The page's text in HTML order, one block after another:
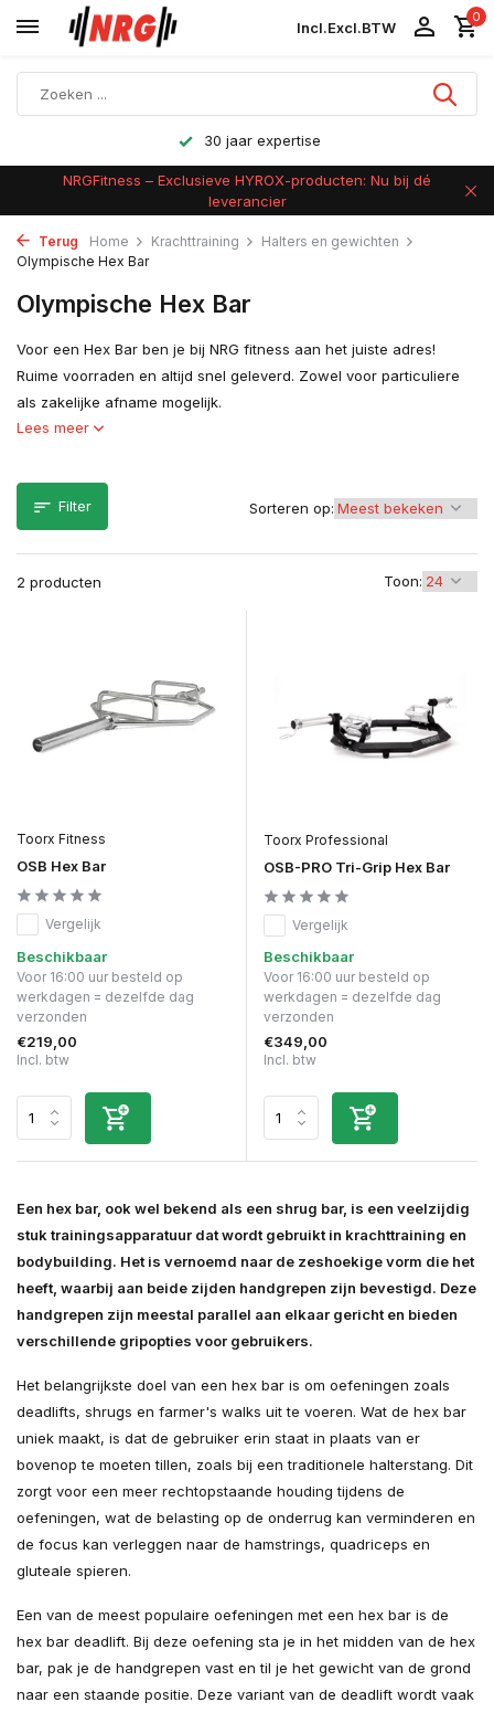
Incl.Excl.BTW
0
30 jaar expertise
NRGFitness – Exclusieve HYROX-producten: Nu bij dé
leverancier
Terug Home Krachttraining
Halters en gewichten
Olympische Hex Bar
Olympische Hex Bar
Voor een Hex Bar ben je bij NRG fitness aan het juiste adres!
Ruime voorraden en altijd snel geleverd. Zowel voor particuliere
als zakelijke afname mogelijk.
Lees meer
Filter
2 producten Toon:
Sorteren op:
Toorx Fitness
OSB Hex Bar
Vergelijk
Beschikbaar
Voor 16:00 uur besteld op
werkdagen = dezelfde dag
verzonden
€219,00
Incl. btw
Toorx Professional
OSB-PRO Tri-Grip Hex Bar
Vergelijk
Beschikbaar
Voor 16:00 uur besteld op
werkdagen = dezelfde dag
verzonden
€349,00
Incl. btw
Een hex bar, ook wel bekend als een shrug bar, is een veelzijdig
stuk trainingsapparatuur dat wordt gebruikt in krachttraining en
bodybuilding. Het is vernoemd naar de zeshoekige vorm die het
heeft, waarbij aan beide zijden handgrepen zijn bevestigd. Deze
handgrepen zijn meestal parallel aan elkaar gericht en bieden
verschillende gripopties voor gebruikers.
Het belangrijkste doel van een hex bar is om oefeningen zoals
deadlifts, shrugs en farmer's walks uit te voeren. Wat de hex bar
uniek maakt, is dat de gebruiker erin staat in plaats van er
bovenop te moeten tillen, zoals bij een traditionele halterstang. Dit
zorgt voor een meer rechtopstaande houding tijdens de
oefeningen, wat de belasting op de onderrug kan verminderen en
de focus kan verleggen naar de hamstrings, quadriceps en
gluteale spieren.
Een van de meest populaire oefeningen met een hex bar is de
hex bar deadlift. Bij deze oefening sta je in het midden van de hex
bar, pak je de handgrepen vast en til je het gewicht van de grond
naar een staande positie. Deze variant van de deadlift wordt vaak